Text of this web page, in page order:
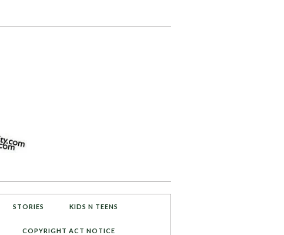
STORIES KIDS N TEENS
COPYRIGHT ACT NOTICE